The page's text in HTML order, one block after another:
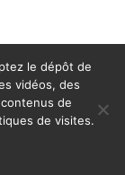
le dépôt de
vidéos, des
de
de visites.